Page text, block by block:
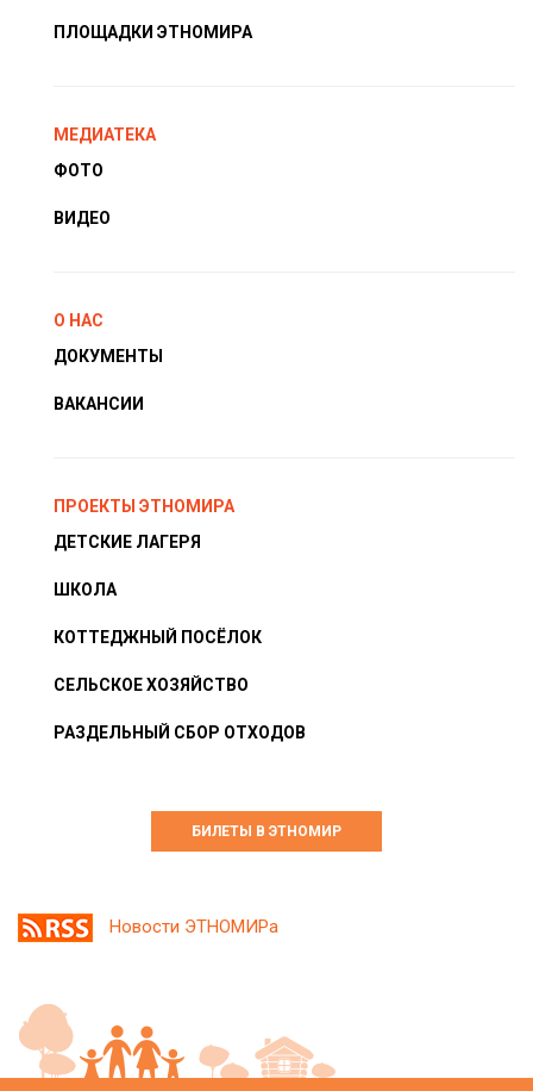
ПЛОЩАДКИ ЭТНОМИРА
МЕДИАТЕКА
ФОТО
ВИДЕО
О НАС
ДОКУМЕНТЫ
ВАКАНСИИ
ПРОЕКТЫ ЭТНОМИРА
ДЕТСКИЕ ЛАГЕРЯ
ШКОЛА
КОТТЕДЖНЫЙ ПОСЁЛОК
СЕЛЬСКОЕ ХОЗЯЙСТВО
РАЗДЕЛЬНЫЙ СБОР ОТХОДОВ
БИЛЕТЫ В ЭТНОМИР
Новости ЭТНОМИРа